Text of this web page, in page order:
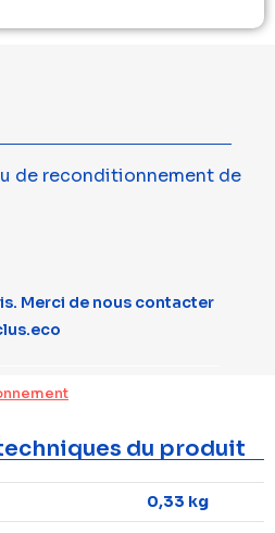
de reconditionnement de
Merci de nous contacter
du produit
0,33 kg